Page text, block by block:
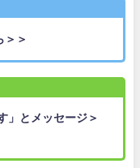
＞＞
」とメッセージ＞